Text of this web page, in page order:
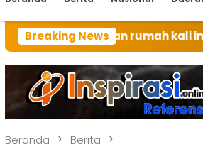
Breaking News
rumah kali ini BRI Unit
Beranda Berita